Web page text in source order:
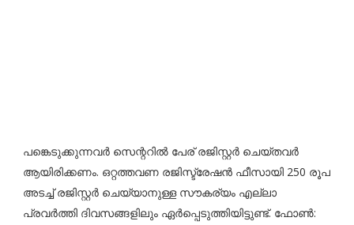
പങ്കെടുക്കുന്നവർ സെന്ററിൽ പേര് രജിസ്റ്റർ ചെയ്തവർ
ആയിരിക്കണം. ഒറ്റത്തവണ രജിസ്ട്രേഷൻ ഫീസായി 250 രൂപ
അടച്ച് രജിസ്റ്റർ ചെയ്യാനുള്ള സൗകര്യം എല്ലാ
പ്രവർത്തി ദിവസങ്ങളിലും ഏർപ്പെടുത്തിയിട്ടുണ്ട്. ഫോൺ: